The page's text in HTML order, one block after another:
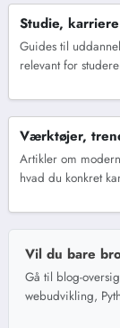
Studie,
Guides til
relevant for
Værktøjer,
Artikler om
hvad du konkret
Vil du bare
Gå til blog-
webudvikling,